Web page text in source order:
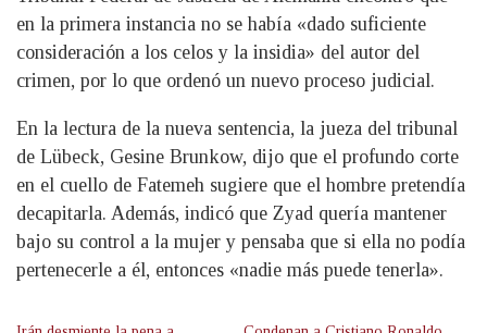
en la primera instancia no se había «dado suficiente
consideración a los celos y la insidia» del autor del
crimen, por lo que ordenó un nuevo proceso judicial.
En la lectura de la nueva sentencia, la jueza del tribunal
de Lübeck, Gesine Brunkow, dijo que el profundo corte
en el cuello de Fatemeh sugiere que el hombre pretendía
decapitarla. Además, indicó que Zyad quería mantener
bajo su control a la mujer y pensaba que si ella no podía
pertenecerle a él, entonces «nadie más puede tenerla».